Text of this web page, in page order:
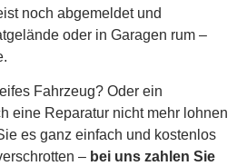
noch abgemeldet und
oder in Garagen rum –
Fahrzeug? Oder ein
eine Reparatur nicht mehr lohnen
es ganz einfach und kostenlos
– bei uns zahlen Sie